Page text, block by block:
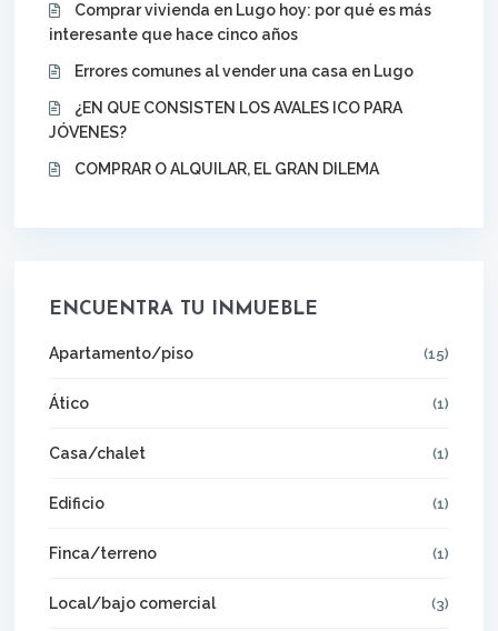
Comprar vivienda en Lugo hoy: por qué es más
interesante que hace cinco años
Errores comunes al vender una casa en Lugo
¿EN QUE CONSISTEN LOS AVALES ICO PARA
JÓVENES?
COMPRAR O ALQUILAR, EL GRAN DILEMA
ENCUENTRA TU INMUEBLE
Apartamento/piso (15)
Ático (1)
Casa/chalet (1)
Edificio (1)
Finca/terreno (1)
Local/bajo comercial (3)